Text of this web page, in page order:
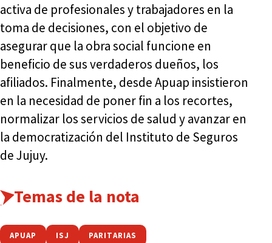
activa de profesionales y trabajadores en la
toma de decisiones, con el objetivo de
asegurar que la obra social funcione en
beneficio de sus verdaderos dueños, los
afiliados. Finalmente, desde Apuap insistieron
en la necesidad de poner fin a los recortes,
normalizar los servicios de salud y avanzar en
la democratización del Instituto de Seguros
de Jujuy.
Temas de la nota
APUAP ISJ PARITARIAS